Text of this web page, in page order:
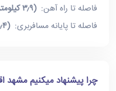
فاصله تا راه آهن:(۳٫۹ کیلومتر)
فاصله تا پایانه مسافربری:(۵٫۴ کیلومتر)
چرا پیشنهاد میکنیم مشهد